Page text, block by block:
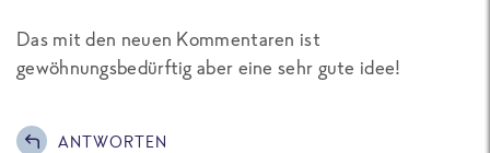
Das mit den neuen Kommentaren ist
gewöhnungsbedürftig aber eine sehr gute idee!
ANTWORTEN